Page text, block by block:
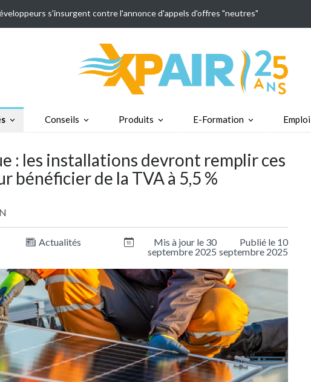
s'insurgent contre l'annonce d'appels d'offres "neutres"
Conseils Produits E-Formation Emploi
: les installations devront remplir ces
bénéficier de la TVA à 5,5 %
Actualités
Mis à jour le 30
septembre 2025
Publié le 10
septembre 2025